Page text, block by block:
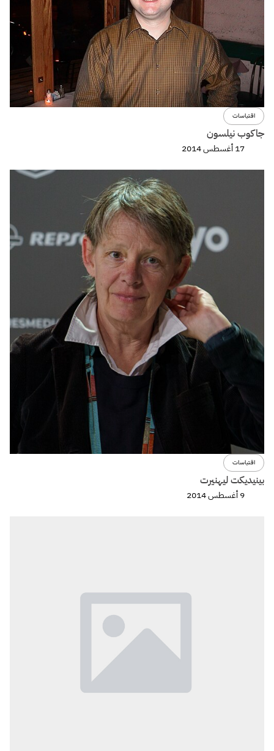
اقتباسات
جاكوب نيلسون
17 أغسطس 2014
اقتباسات
بينيديكت ليهنيرت
9 أغسطس 2014